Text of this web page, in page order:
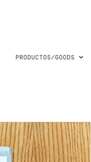
PRODUCTOS/GOODS